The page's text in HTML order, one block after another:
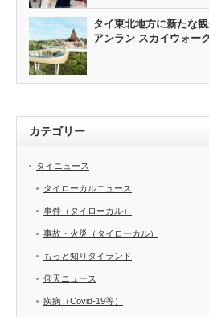
タイ東北地方に新たな
アンラン スカイウォー
カテゴリー
タイニュース
タイローカルニュース
事件（タイローカル）
事故・火災（タイローカル）
もっと知りタイランド
仰天ニュース
疾病（Covid-19等）